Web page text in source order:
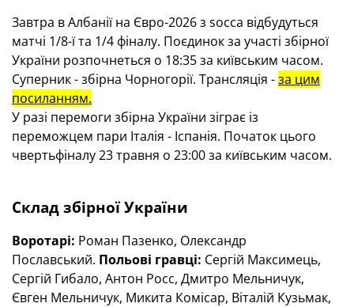
Завтра в Албанії на Євро-2026 з socca відбудуться
матчі 1/8-ї та 1/4 фіналу. Поєдинок за участі збірної
України розпочнеться о 18:35 за київським часом.
Суперник - збірна Чорногорії. Трансляція -за цим
посиланням.
У разі перемоги збірна України зіграє із
переможцем пари Італія - Іспанія. Початок цього
чвертьфіналу 23 травня о 23:00 за київським часом.
Склад збірної України
Воротарі: Роман Пазенко, Олександр
Пославський. Польові гравці: Сергій Максимець,
Сергій Гибало, Антон Росс, Дмитро Мельничук,
Євген Мельничук, Микита Комісар, Віталій Кузьмак,